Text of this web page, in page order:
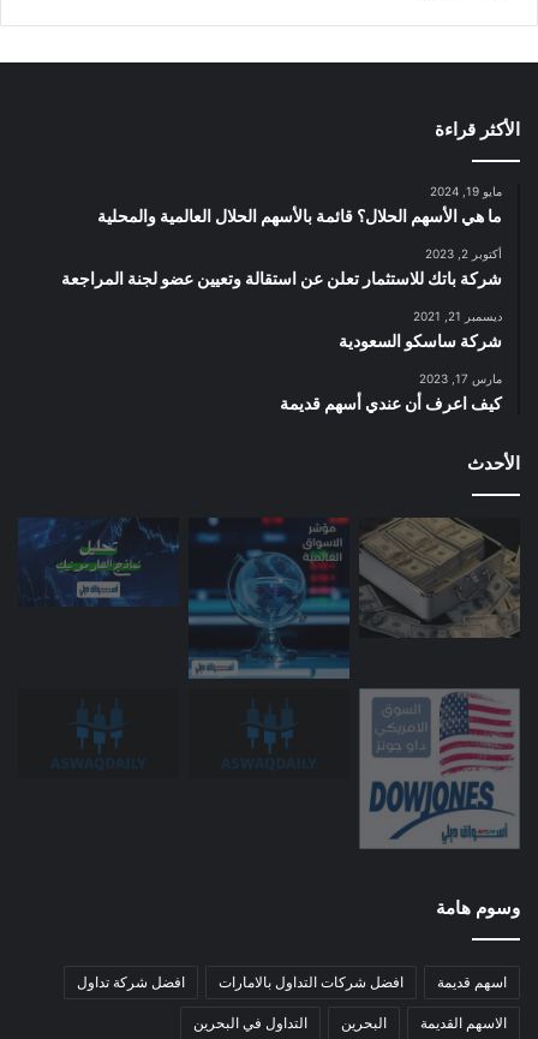
الأكثر قراءة
مايو 19, 2024
ما هي الأسهم الحلال؟ قائمة بالأسهم الحلال العالمية والمحلية
أكتوبر 2, 2023
شركة باتك للاستثمار تعلن عن استقالة وتعيين عضو لجنة المراجعة
ديسمبر 21, 2021
شركة ساسكو السعودية
مارس 17, 2023
كيف اعرف أن عندي أسهم قديمة
الأحدث
وسوم هامة
اسهم قديمة افضل شركات التداول بالامارات افضل شركة تداول
الاسهم القديمة البحرين التداول في البحرين